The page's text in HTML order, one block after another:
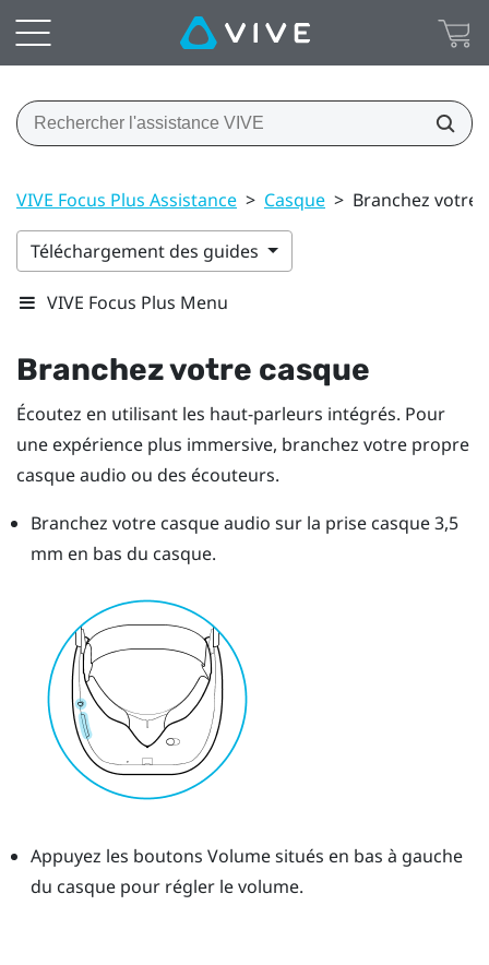
VIVE Focus Plus Assistance > Casque > Branchez votre
Téléchargement des guides
VIVE Focus Plus Menu
Branchez votre casque
Écoutez en utilisant les haut-parleurs intégrés. Pour
une expérience plus immersive, branchez votre propre
casque audio ou des écouteurs.
Branchez votre casque audio sur la prise casque 3,5
mm en bas du casque.
Appuyez les boutons Volumesitués en bas à gauche
du casque pour régler le volume.